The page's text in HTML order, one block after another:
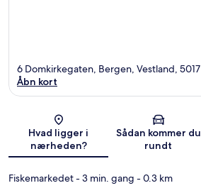
Kort
6 Domkirkegaten, Bergen, Vestland, 5017
Åbn kort
Hvad ligger i
nærheden?
Sådan kommer du
rundt
Fiskemarkedet- 3 min. gang - 0.3 km